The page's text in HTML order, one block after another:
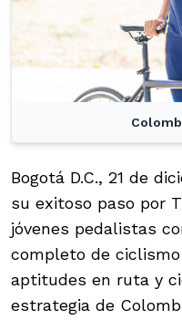
Bogotá D.C., 21 de
su exitoso paso por
jóvenes pedalistas
completo de
aptitudes en ruta y
estrategia de